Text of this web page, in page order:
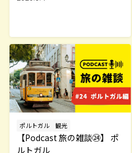
ポルトガル 観光
【Podcast 旅の雑談㉔】 ポ
ルトガル